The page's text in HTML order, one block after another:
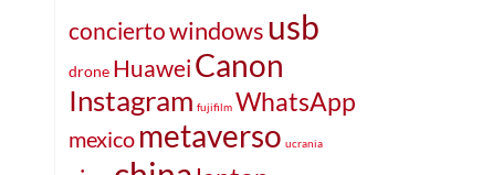
conciertowindowsusb
drone Huawei Canon
Instagram fujifilm WhatsApp
mexico metaverso ucrania